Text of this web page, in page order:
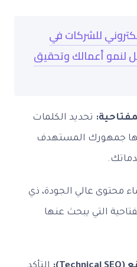
للشركات في
لنمو أعمالك وتحقيق
تحديد الكلمات
جمهورك المستهدف
محتوى عالي الجودة، ذي
التي يبحث عنها